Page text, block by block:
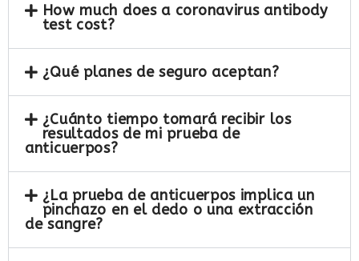
How much does a coronavirus antibody
test cost?
¿Qué planes de seguro aceptan?
¿Cuánto tiempo tomará recibir los
resultados de mi prueba de
anticuerpos?
¿La prueba de anticuerpos implica un
pinchazo en el dedo o una extracción
de sangre?